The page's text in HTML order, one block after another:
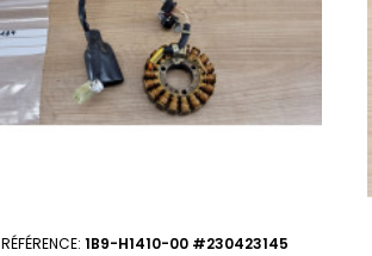
RÉFÉRENCE:1B9-H1410-00 #230423145